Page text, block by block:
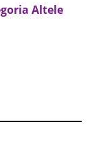
Altele